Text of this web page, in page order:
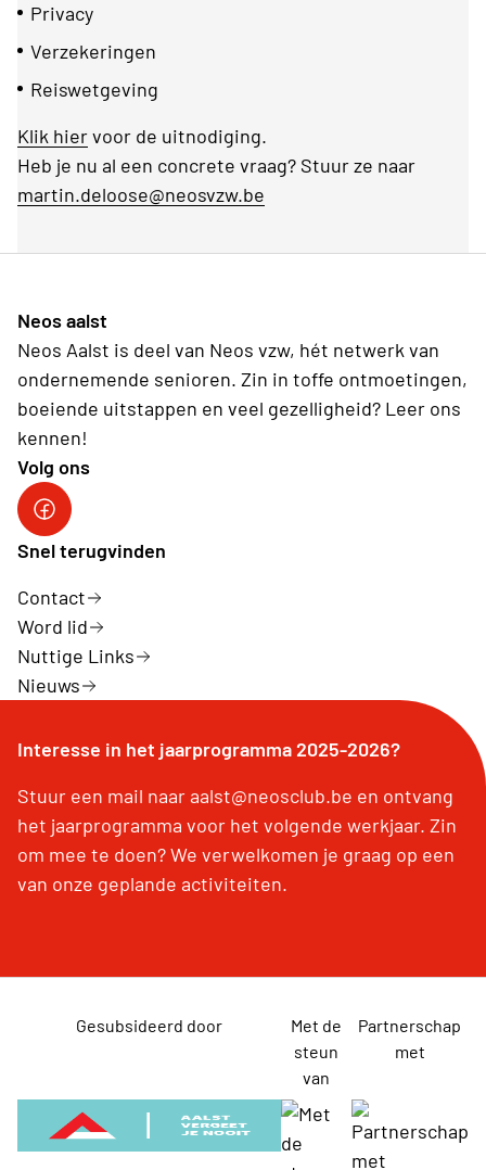
Privacy
Verzekeringen
Reiswetgeving
Klik hiervoor de uitnodiging.
Heb je nu al een concrete vraag? Stuur ze naar
martin.deloose@neosvzw.be
Neos aalst
Neos Aalst is deel van Neos vzw, hét netwerk van
ondernemende senioren. Zin in toffe ontmoetingen,
boeiende uitstappen en veel gezelligheid? Leer ons
kennen!
Volg ons
facebook neos aalst
Snel terugvinden
Contact
Word lid
Nuttige Links
Nieuws
Interesse in het jaarprogramma 2025-2026?
Stuur een mail naar aalst@neosclub.be en ontvang
het jaarprogramma voor het volgende werkjaar. Zin
om mee te doen? We verwelkomen je graag op een
van onze geplande activiteiten.
Gesubsideerd door
Met de
steun
van
Partnerschap
met